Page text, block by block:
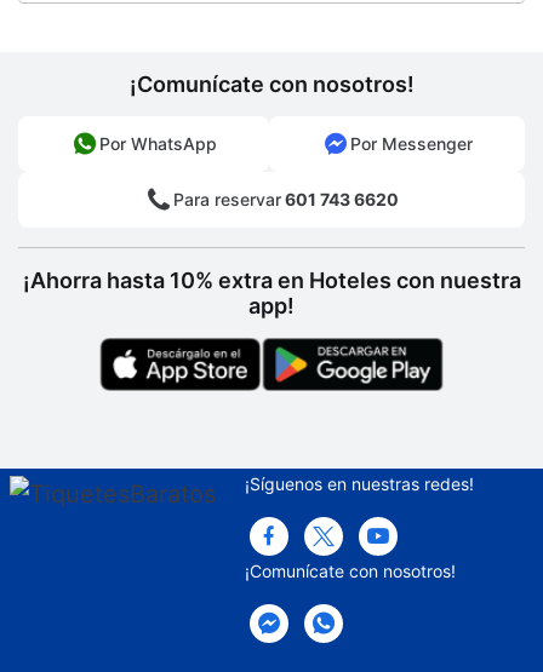
¡Comunícate con nosotros!
Por WhatsApp Por Messenger
Para reservar601 743 6620
¡Ahorra hasta 10% extra en Hoteles con nuestra
app!
¡Síguenos en nuestras redes!
¡Comunícate con nosotros!